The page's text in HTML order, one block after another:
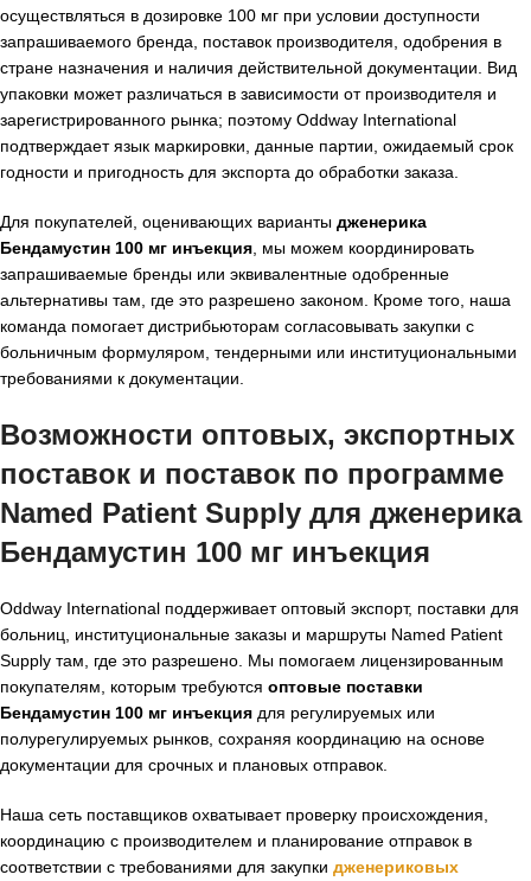
осуществляться в дозировке 100 мг при условии доступности
запрашиваемого бренда, поставок производителя, одобрения в
стране назначения и наличия действительной документации. Вид
упаковки может различаться в зависимости от производителя и
зарегистрированного рынка; поэтому Oddway International
подтверждает язык маркировки, данные партии, ожидаемый срок
годности и пригодность для экспорта до обработки заказа.
Для покупателей, оценивающих варианты дженерика
Бендамустин 100 мг инъекция , мы можем координировать
запрашиваемые бренды или эквивалентные одобренные
альтернативы там, где это разрешено законом. Кроме того, наша
команда помогает дистрибьюторам согласовывать закупки с
больничным формуляром, тендерными или институциональными
требованиями к документации.
Возможности оптовых, экспортных
поставок и поставок по программе
Named Patient Supply для дженерика
Бендамустин 100 мг инъекция
Oddway International поддерживает оптовый экспорт, поставки для
больниц, институциональные заказы и маршруты Named Patient
Supply там, где это разрешено. Мы помогаем лицензированным
покупателям, которым требуются оптовые поставки
Бендамустин 100 мг инъекция для регулируемых или
полурегулируемых рынков, сохраняя координацию на основе
документации для срочных и плановых отправок.
Наша сеть поставщиков охватывает проверку происхождения,
координацию с производителем и планирование отправок в
соответствии с требованиями для закупки дженериковых